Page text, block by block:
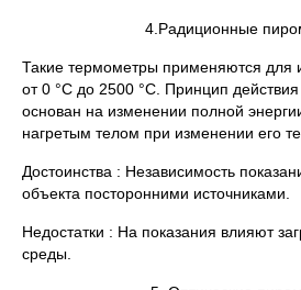
4.Радиционные
Такие термометры применяются для
от 0 °С до 2500 °С. Принцип
основан на изменении полной
нагретым телом при изменении его
Достоинства : Независимость
объекта посторонними источниками.
Недостатки : На показания влияют
среды.